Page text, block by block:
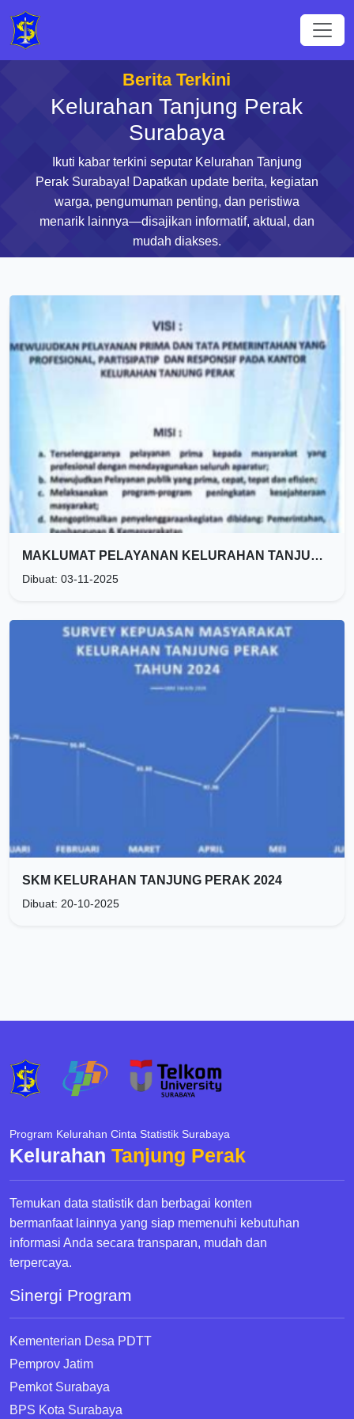
Berita Terkini
Kelurahan Tanjung Perak
Surabaya
Ikuti kabar terkini seputar Kelurahan Tanjung
Perak Surabaya! Dapatkan update berita, kegiatan
warga, pengumuman penting, dan peristiwa
menarik lainnya—disajikan informatif, aktual, dan
mudah diakses.
MAKLUMAT PELAYANAN KELURAHAN TANJUNG PERAK
Dibuat: 03-11-2025
SKM KELURAHAN TANJUNG PERAK 2024
Dibuat: 20-10-2025
Program Kelurahan Cinta Statistik Surabaya
Kelurahan Tanjung Perak
Temukan data statistik dan berbagai konten
bermanfaat lainnya yang siap memenuhi kebutuhan
informasi Anda secara transparan, mudah dan
terpercaya.
Sinergi Program
Kementerian Desa PDTT
Pemprov Jatim
Pemkot Surabaya
BPS Kota Surabaya